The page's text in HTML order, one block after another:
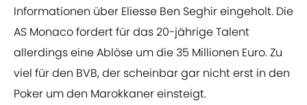
Informationen über Eliesse Ben Seghir eingeholt. Die
AS Monaco fordert für das 20-jährige Talent
allerdings eine Ablöse um die 35 Millionen Euro. Zu
viel für den BVB, der scheinbar gar nicht erst in den
Poker um den Marokkaner einsteigt.